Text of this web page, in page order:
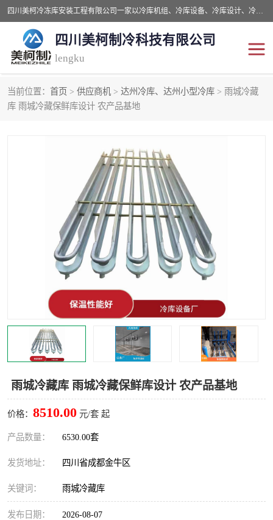
四川美柯冷冻库安装工程有限公司一家以冷库机组、冷库设备、冷库设计、冷冻库设备销售、冷库安装、冻库安装价格及技术服务为一体的综合企业，咨询热线：同等设备材料优惠10% 。公司各种类型安装组合式冷库、冷冻库、冷藏库、气调保鲜库、并提供成套设备供应、安装与调试、维护与维修、技术咨询、操作维修人员技术培训等
四川美柯制冷科技有限公司
lengku
当前位置： 首页 > 供应商机 > 达州冷库、达州小型冷库 > 雨城冷藏
库 雨城冷藏保鲜库设计 农产品基地
雨城冷藏库 雨城冷藏保鲜库设计 农产品基地
价格： 8510.00 元/套 起
产品数量： 6530.00套
发货地址： 四川省成都金牛区
关键词： 雨城冷藏库
发布日期： 2026-08-07
冷库安装，冷库价格
德阳冻库安装，德阳冷库 广元冻库安装,广元冻库造
价
南充冻库设计,南充冻库安 遂宁冻库
资阳冻库，资阳冻库安装 泸州冻库，泸州冷库
乐山冻库,乐山保鲜冷库 自贡冻库组装
烘干冷链 冻库安装，小型冻库造价
内江冷库，内江冻库 宜宾冷库，宜宾冻库设备